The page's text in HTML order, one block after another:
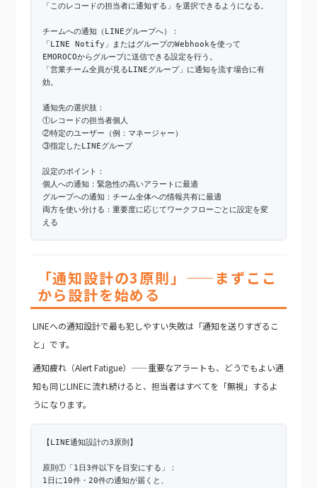
「このレコードの担当者に通知する」を選択できるようになる。
チームへの通知（LINEグループへ）：
「LINE Notify」またはグループのWebhookを使って
EMOROCOからグループに送信できる設定を行う。
「営業チーム全員が見るLINEグループ」に通知を流す場合に有
効。
通知先の選択肢：
①レコードの担当者個人
②特定のユーザー（例：マネージャー）
③指定したLINEグループ
設定のポイント：
個人への通知：緊急性の高いアラートに最適
グループへの通知：チーム全体への情報共有に最適
両方を使い分ける：重要度に応じてワークフローごとに設定を変
える
「通知設計の3原則」——まずここ
から設計を始める
LINEへの通知設計で最も犯しやすい失敗は「通知を送りすぎるこ
と」です。
通知疲れ（Alert Fatigue）——重要なアラートも、どうでもよい通
知も同じLINEに流れ続けると、担当者はすべてを「無視」するよ
うになります。
【LINE通知設計の3原則】
原則①「1日3件以下を目安にする」：
1日に10件・20件の通知が届くと、